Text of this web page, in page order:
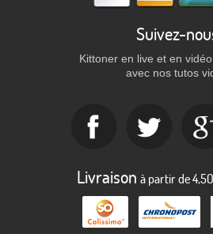
Suivez-
Kittoner en live et en
avec nos tutos
Livraison à partir de